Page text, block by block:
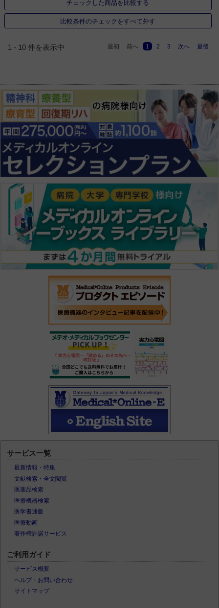
チェックした商品を比較する
比較条件のチェックをすべて外す
1 - 10 件を表示中 最初 前へ 1 2 3 次へ 最後
サービス一覧
最新情報・特集
文献検索・全文閲覧
医薬品検索
医療機器検索
医学書通販
医療動画
著作権許諾サービス
ご利用ガイド
サービス概要
ヘルプ・お問い合わせ
サイトマップ